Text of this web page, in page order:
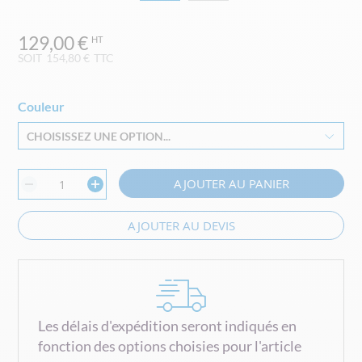
SOIT 154,80 € TTC
129,00 €
Couleur
CHOISISSEZ UNE OPTION...
AJOUTER AU PANIER
AJOUTER AU DEVIS
Les délais d'expédition seront indiqués en
fonction des options choisies pour l'article
to
the
the
images
gallery